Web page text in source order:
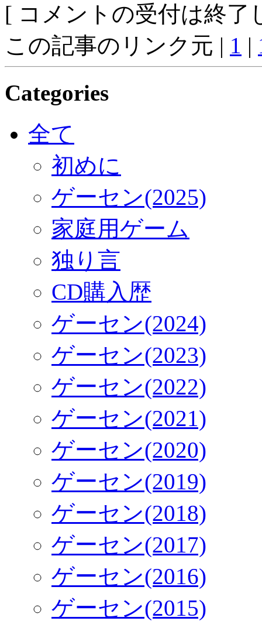
[ コメントの受付は終了
この記事のリンク元 | 1 |
Categories
全て
初めに
ゲーセン(2025)
家庭用ゲーム
独り言
CD購入歴
ゲーセン(2024)
ゲーセン(2023)
ゲーセン(2022)
ゲーセン(2021)
ゲーセン(2020)
ゲーセン(2019)
ゲーセン(2018)
ゲーセン(2017)
ゲーセン(2016)
ゲーセン(2015)